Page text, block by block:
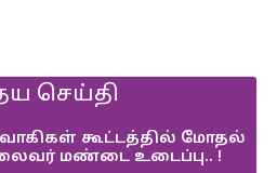
செய்தி
கூட்டத்தில் மோதல்
மண்டை உடைப்பு.. !